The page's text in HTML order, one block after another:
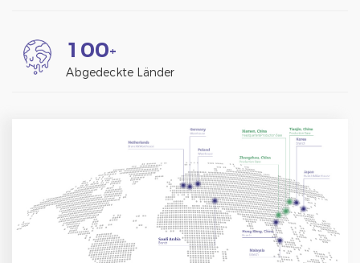
1 00+
Abgedeckte Länder